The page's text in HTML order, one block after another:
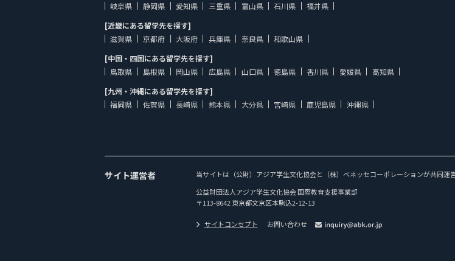
岐阜県
静岡県 愛知県 三重県 富山県 石川県
福井県
[近畿にある留学先を探す]
滋賀県
京都府 大阪府 兵庫県 奈良県
和歌山県
[中国・四国にある留学先を探す]
鳥取県
島根県 岡山県 広島県 山口県 徳島県 香川県 愛媛県
高知県
[九州・沖縄にある留学先を探す]
福岡県
佐賀県 長崎県 熊本県 大分県 宮崎県 鹿児島県 沖縄県
サイト運営者
当サイトは（公財）アジア学生文化協会と（株）ベネッセコーポレーションが共同運
公益財団法人アジア学生文化協会 国際教育支援事業部
〒113-8642 東京都文京区本駒込2-12-13
サイトコンセプト お問い合わせ